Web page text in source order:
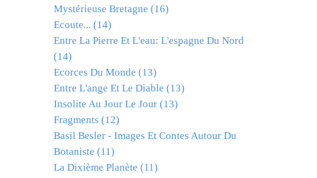
Mystérieuse Bretagne (16)
Ecoute... (14)
Entre La Pierre Et L'eau: L'espagne Du Nord
(14)
Ecorces Du Monde (13)
Entre L'ange Et Le Diable (13)
Insolite Au Jour Le Jour (13)
Fragments (12)
Basil Besler - Images Et Contes Autour Du
Botaniste (11)
La Dixième Planète (11)